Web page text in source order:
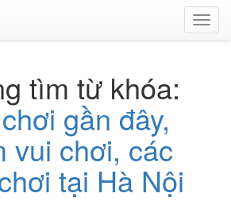
tìm từ khóa:
gần đây,
vui chơi, các
tại Hà Nội